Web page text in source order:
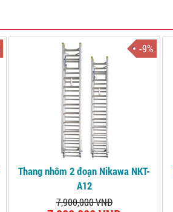
-9%
Thang nhôm 2 đoạn Nikawa NKT-
A12
7,900,000 VNĐ